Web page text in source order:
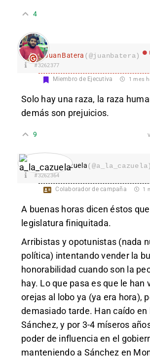
4
JuanBatera (@juanbatera)
#3262377
Miembro de Ejecutiva 1 mes
Solo hay una raza, la raza
demás son prejuicios.
9
a_la_cazuela(@a_la_cazuela)
#3262364
Colaborador de campaña 1
A buenas horas dicen éstos
legislatura finiquitada.
Arribistas y opotunistas (nada
política) intentando vender la
honorabilidad cuando son la
hay. Lo que pasa es que le han
orejas al lobo ya (ya era hora),
demasiado tarde. Han caído en
Sánchez, y por 3-4 míseros
poder de influencia en el
manteniendo a Sánchez en